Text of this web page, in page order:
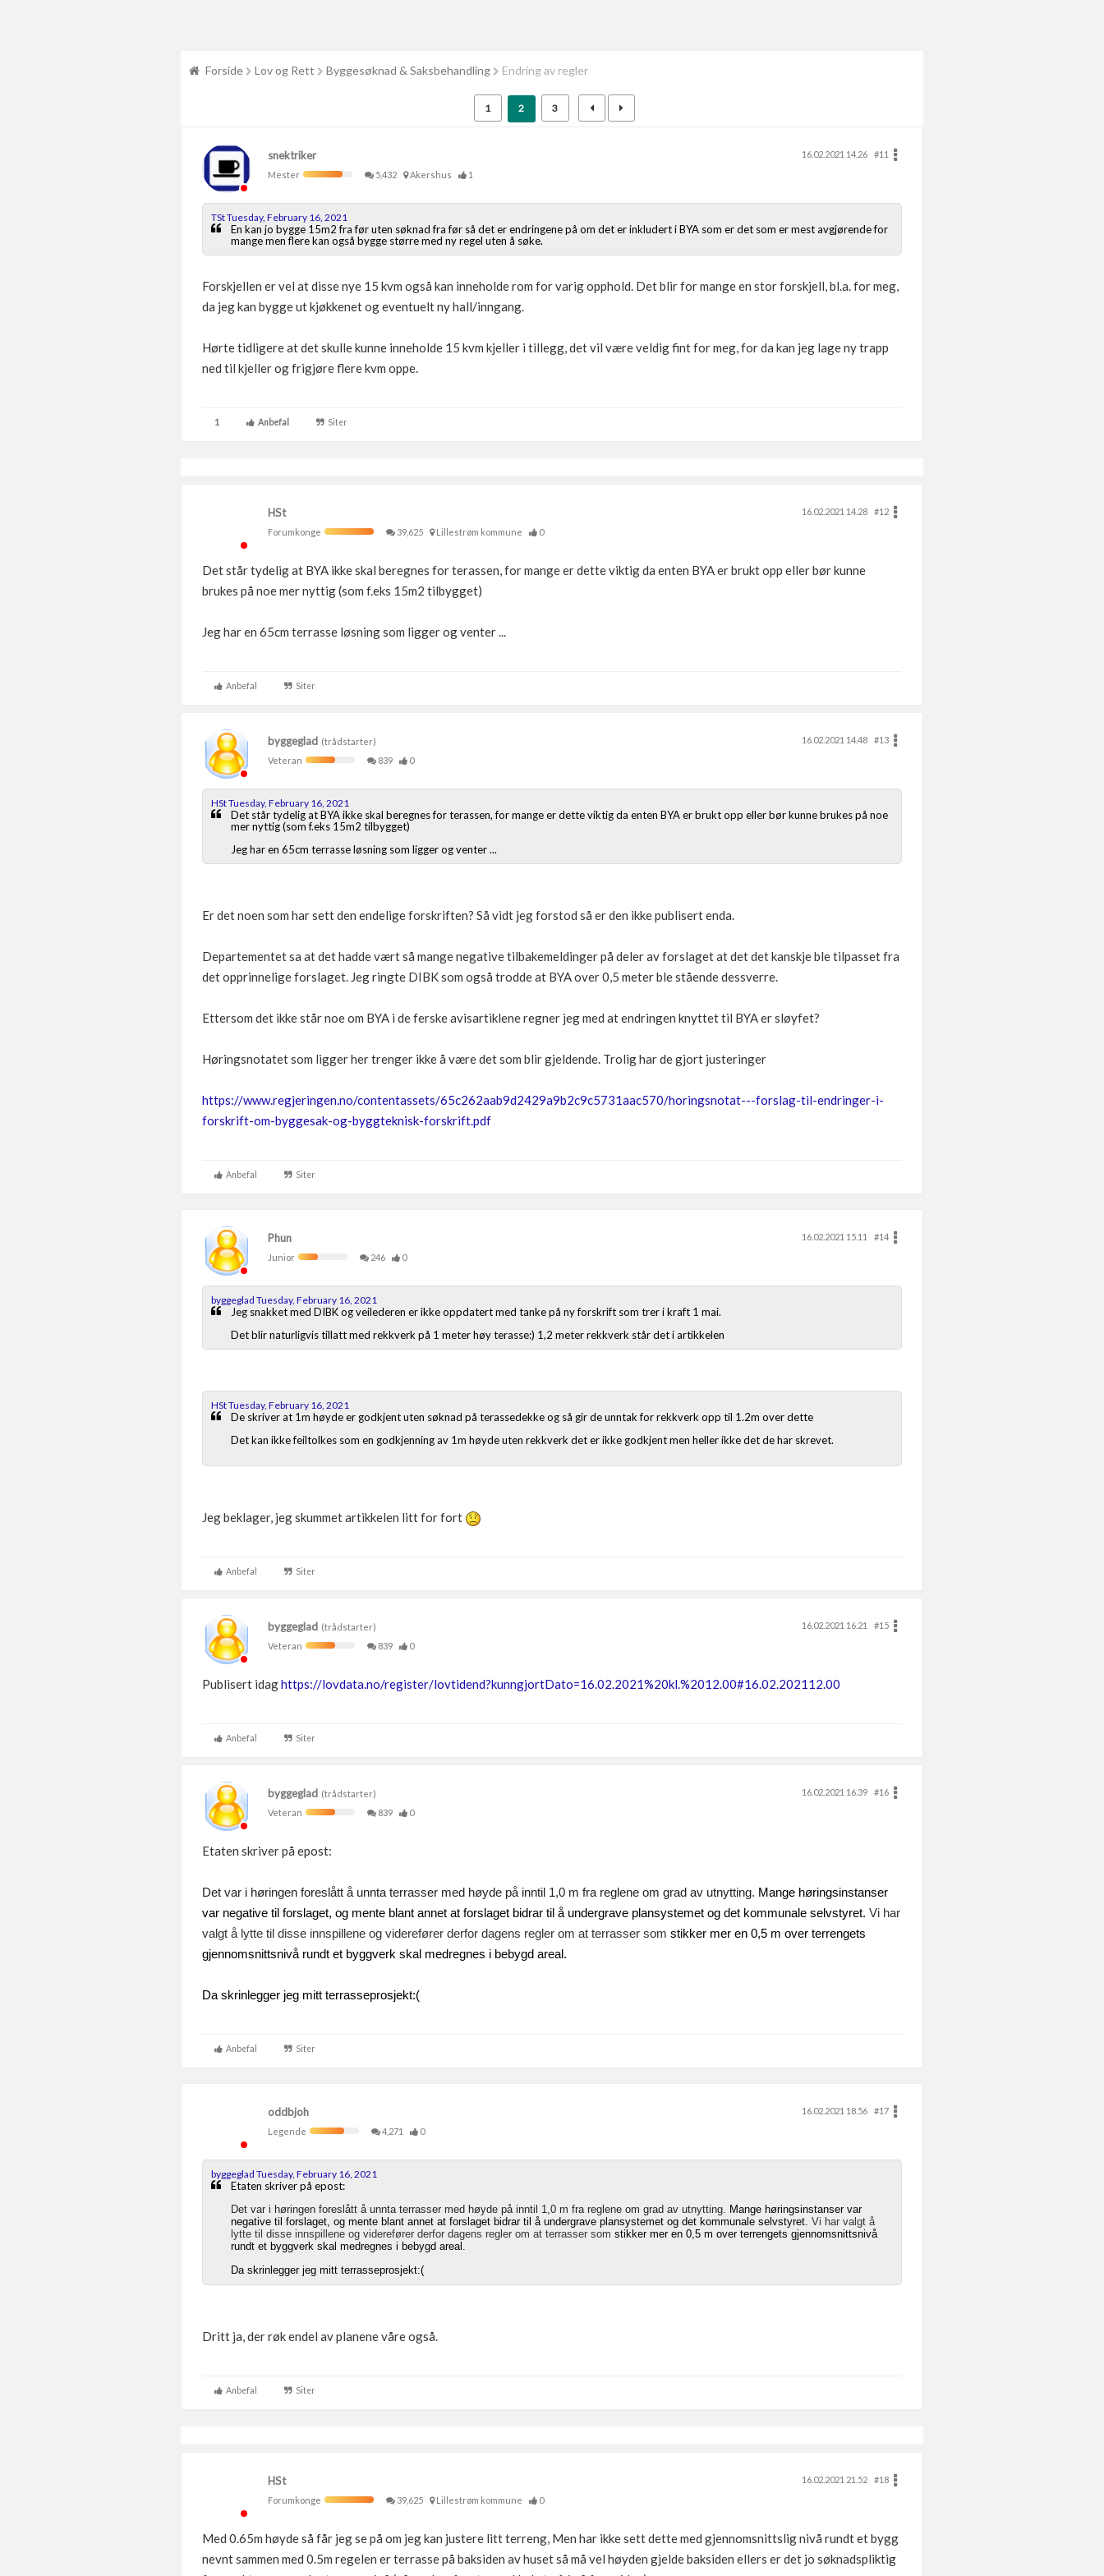
Forside Lov og Rett Byggesøknad & Saksbehandling Endring av regler
1 2 3
snektriker 16.02.2021 14.26
#11
Mester
5,432 Akershus 1
TSt Tuesday, February 16, 2021
En kan jo bygge 15m2 fra før uten søknad fra før så det er endringene på om det er inkludert i BYA som er det som er mest avgjørende for
mange men flere kan også bygge større med ny regel uten å søke.
Forskjellen er vel at disse nye 15 kvm også kan inneholde rom for varig opphold. Det blir for mange en stor forskjell, bl.a. for meg,
da jeg kan bygge ut kjøkkenet og eventuelt ny hall/inngang.
Hørte tidligere at det skulle kunne inneholde 15 kvm kjeller i tillegg, det vil være veldig fint for meg, for da kan jeg lage ny trapp
ned til kjeller og frigjøre flere kvm oppe.
1 Anbefal Siter
HSt 16.02.2021 14.28
#12
Forumkonge
39,625 Lillestrøm kommune 0
Det står tydelig at BYA ikke skal beregnes for terassen, for mange er dette viktig da enten BYA er brukt opp eller bør kunne
brukes på noe mer nyttig (som f.eks 15m2 tilbygget)
Jeg har en 65cm terrasse løsning som ligger og venter ...
Anbefal Siter
byggeglad (trådstarter) 16.02.2021 14.48
#13
Veteran
839 0
HSt Tuesday, February 16, 2021
Det står tydelig at BYA ikke skal beregnes for terassen, for mange er dette viktig da enten BYA er brukt opp eller bør kunne brukes på noe
mer nyttig (som f.eks 15m2 tilbygget)
Jeg har en 65cm terrasse løsning som ligger og venter ...
Er det noen som har sett den endelige forskriften? Så vidt jeg forstod så er den ikke publisert enda.
Departementet sa at det hadde vært så mange negative tilbakemeldinger på deler av forslaget at det det kanskje ble tilpasset fra
det opprinnelige forslaget. Jeg ringte DIBK som også trodde at BYA over 0,5 meter ble stående dessverre.
Ettersom det ikke står noe om BYA i de ferske avisartiklene regner jeg med at endringen knyttet til BYA er sløyfet?
Høringsnotatet som ligger her trenger ikke å være det som blir gjeldende. Trolig har de gjort justeringer
https://www.regjeringen.no/contentassets/65c262aab9d2429a9b2c9c5731aac570/horingsnotat---forslag-til-endringer-i-
forskrift-om-byggesak-og-byggteknisk-forskrift.pdf
Anbefal Siter
Phun 16.02.2021 15.11
#14
Junior
246 0
byggeglad Tuesday, February 16, 2021
Jeg snakket med DIBK og veilederen er ikke oppdatert med tanke på ny forskrift som trer i kraft 1 mai.
Det blir naturligvis tillatt med rekkverk på 1 meter høy terasse:) 1,2 meter rekkverk står det i artikkelen
HSt Tuesday, February 16, 2021
De skriver at 1m høyde er godkjent uten søknad på terassedekke og så gir de unntak for rekkverk opp til 1.2m over dette
Det kan ikke feiltolkes som en godkjenning av 1m høyde uten rekkverk det er ikke godkjent men heller ikke det de har skrevet.
Jeg beklager, jeg skummet artikkelen litt for fort
Anbefal Siter
byggeglad (trådstarter) 16.02.2021 16.21
#15
Veteran
839 0
Publisert idaghttps://lovdata.no/register/lovtidend?kunngjortDato=16.02.2021%20kl.%2012.00#16.02.202112.00
Anbefal Siter
byggeglad (trådstarter) 16.02.2021 16.39
#16
Veteran
839 0
Etaten skriver på epost:
Det var i høringen foreslått å unnta terrasser med høyde på inntil 1,0 m fra reglene om grad av utnytting. Mange høringsinstanser
var negative til forslaget, og mente blant annet at forslaget bidrar til å undergrave plansystemet og det kommunale selvstyret. Vi har
valgt å lytte til disse innspillene og viderefører derfor dagens regler om at terrasser som stikker mer en 0,5 m over terrengets
gjennomsnittsnivå rundt et byggverk skal medregnes i bebygd areal.
Da skrinlegger jeg mitt terrasseprosjekt:(
Anbefal Siter
oddbjoh 16.02.2021 18.56
#17
Legende
4,271 0
byggeglad Tuesday, February 16, 2021
Etaten skriver på epost:
Det var i høringen foreslått å unnta terrasser med høyde på inntil 1,0 m fra reglene om grad av utnytting. Mange høringsinstanser var
negative til forslaget, og mente blant annet at forslaget bidrar til å undergrave plansystemet og det kommunale selvstyret. Vi har valgt å
lytte til disse innspillene og viderefører derfor dagens regler om at terrasser som stikker mer en 0,5 m over terrengets gjennomsnittsnivå
rundt et byggverk skal medregnes i bebygd areal.
Da skrinlegger jeg mitt terrasseprosjekt:(
Dritt ja, der røk endel av planene våre også.
Anbefal Siter
HSt 16.02.2021 21.52
#18
Forumkonge
39,625 Lillestrøm kommune 0
Med 0.65m høyde så får jeg se på om jeg kan justere litt terreng, Men har ikke sett dette med gjennomsnittslig nivå rundt et bygg
nevnt sammen med 0.5m regelen er terrasse på baksiden av huset så må vel høyden gjelde baksiden ellers er det jo søknadspliktig